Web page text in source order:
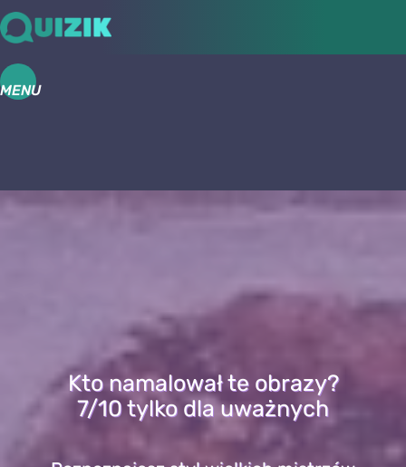
MENU
Kto namalował te obrazy?
7/10 tylko dla uważnych